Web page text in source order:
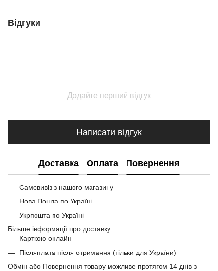
Відгуки
Додайте перший відгук
Написати відгук
Доставка Оплата Повернення
Самовивіз з нашого магазину
Нова Пошта по Україні
Укрпошта по Україні
Більше інформації про доставку
Карткою онлайн
Післяплата після отримання (тільки для України)
Обмін або Повернення товару можливе протягом 14 днів з